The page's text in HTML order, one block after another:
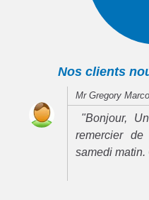
Nos clients
Mr Gregory Marco
"Bonjour,
remercier
samedi